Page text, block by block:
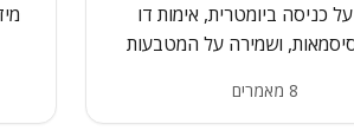
כניסה ביומטרית, אימות דו
ושמירה על המטבעות
8 מאמרים